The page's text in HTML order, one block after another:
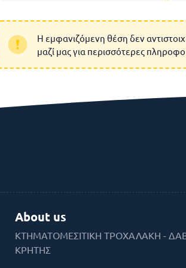
Η εμφανιζόμενη θέση δεν
μαζί μας για περισσότερες
About us
ΚΤΗΜΑΤΟΜΕΣΙΤΙΚΗ ΤΡΟΧΑΛΑΚΗ -
ΚΡΗΤΗΣ